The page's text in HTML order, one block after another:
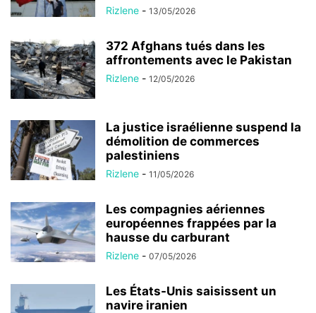
Rizlene - 13/05/2026
372 Afghans tués dans les
affrontements avec le Pakistan
Rizlene - 12/05/2026
La justice israélienne suspend la
démolition de commerces
palestiniens
Rizlene - 11/05/2026
Les compagnies aériennes
européennes frappées par la
hausse du carburant
Rizlene - 07/05/2026
Les États-Unis saisissent un
navire iranien